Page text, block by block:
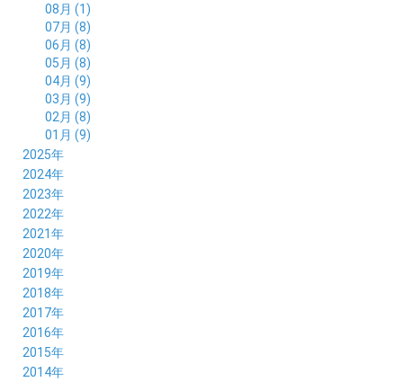
08月 (1)
07月 (8)
06月 (8)
05月 (8)
04月 (9)
03月 (9)
02月 (8)
01月 (9)
2025年
12月 (10)
11月 (8)
10月 (8)
09月 (8)
08月 (9)
07月 (7)
06月 (9)
05月 (8)
04月 (8)
03月 (9)
02月 (8)
01月 (8)
2024年
12月 (8)
11月 (9)
10月 (8)
09月 (9)
08月 (7)
07月 (8)
06月 (8)
05月 (8)
04月 (8)
03月 (8)
02月 (9)
2023年
12月 (8)
11月 (8)
10月 (8)
09月 (8)
08月 (9)
07月 (9)
06月 (8)
05月 (9)
04月 (9)
03月 (8)
2022年
12月 (9)
11月 (5)
10月 (4)
09月 (5)
08月 (4)
07月 (4)
06月 (5)
05月 (5)
04月 (2)
2021年
12月 (6)
11月 (4)
10月 (3)
09月 (7)
08月 (5)
07月 (4)
06月 (6)
05月 (6)
2020年
12月 (3)
11月 (6)
10月 (7)
09月 (7)
08月 (5)
07月 (5)
06月 (7)
2019年
12月 (9)
11月 (5)
10月 (7)
09月 (11)
08月 (6)
07月 (5)
2018年
12月 (6)
11月 (7)
10月 (6)
09月 (8)
08月 (4)
2017年
12月 (6)
11月 (4)
10月 (5)
2016年
12月 (7)
11月 (4)
2015年
12月 (6)
2014年